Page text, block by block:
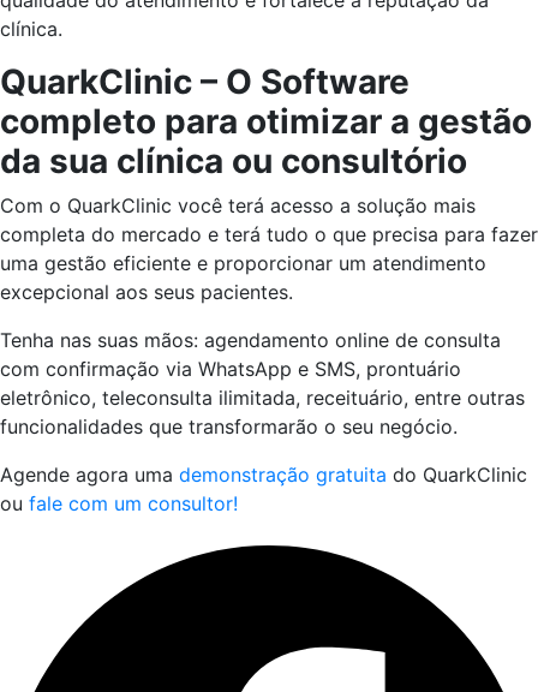
clínica.
QuarkClinic – O Software
completo para otimizar a gestão
da sua clínica ou consultório
Com o QuarkClinic você terá acesso a solução mais
completa do mercado e terá tudo o que precisa para fazer
uma gestão eficiente e proporcionar um atendimento
excepcional aos seus pacientes.
Tenha nas suas mãos: agendamento online de consulta
com confirmação via WhatsApp e SMS, prontuário
eletrônico, teleconsulta ilimitada, receituário, entre outras
funcionalidades que transformarão o seu negócio.
Agende agora uma demonstração gratuita do QuarkClinic
ou fale com um consultor!